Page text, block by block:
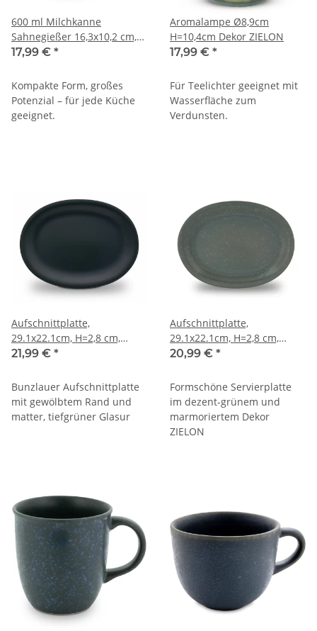
600 ml Milchkanne
Sahnegießer 16,3x10,2 cm,
Dekor ZIELON
17,99 € *
Kompakte Form, großes
Potenzial – für jede Küche
geeignet.
Aromalampe Ø8,9cm
H=10,4cm Dekor ZIELON
17,99 € *
Für Teelichter geeignet mit
Wasserfläche zum
Verdunsten.
Aufschnittplatte,
29.1x22.1cm, H=2,8 cm,
Dekor grün
21,99 € *
Bunzlauer Aufschnittplatte
mit gewölbtem Rand und
matter, tiefgrüner Glasur
Aufschnittplatte,
29.1x22.1cm, H=2,8 cm,
Dekor ZIELON
20,99 € *
Formschöne Servierplatte
im dezent-grünem und
marmoriertem Dekor
ZIELON